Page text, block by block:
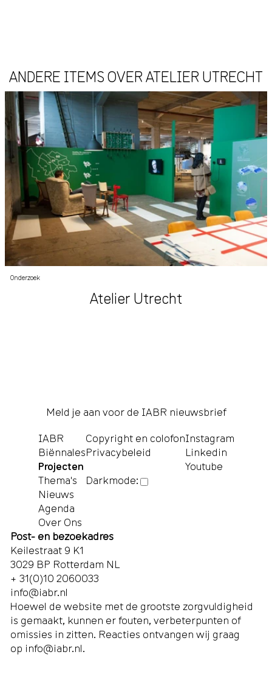
ANDERE ITEMS OVER ATELIER UTRECHT
Onderzoek
Atelier Utrecht
Meld je aan voor de IABR nieuwsbrief
IABR
Biënnales
Projecten
Thema's
Nieuws
Agenda
Over Ons
Copyright en colofon
Privacybeleid
Darkmode:
Instagram
Linkedin
Youtube
Post- en bezoekadres
Keilestraat 9 K1
3029 BP Rotterdam NL
+ 31(0)10 2060033
info@iabr.nl
Hoewel de website met de grootste zorgvuldigheid
is gemaakt, kunnen er fouten, verbeterpunten of
omissies in zitten. Reacties ontvangen wij graag
op info@iabr.nl.